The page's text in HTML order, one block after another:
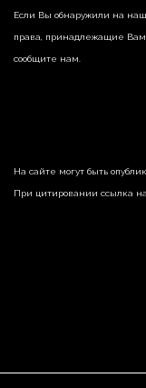
Если Вы обнаружили на
права, принадлежащие
сообщите нам.
На сайте могут быть
При цитировании ссылка на